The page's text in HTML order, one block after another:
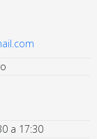
a 17:30